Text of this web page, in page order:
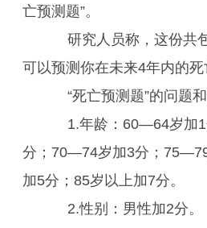
亡预测题”。
研究人员称，这份共
可以预测你在未来4年内的死
“死亡预测题”的问题
1.年龄：60—64岁加1
分；70—74岁加3分；
加5分；85岁以上加7分。
2.性别：男性加2分。